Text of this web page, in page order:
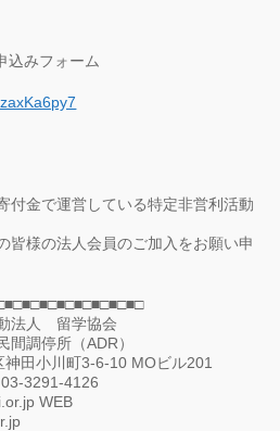
込みフォーム
付金で運営している特定非営利活動
皆様の法人会員のご加入をお願い申
法人 留学協会
調停所（ADR）
田小川町3-6-10 MOビル201
3291-4126
WEB